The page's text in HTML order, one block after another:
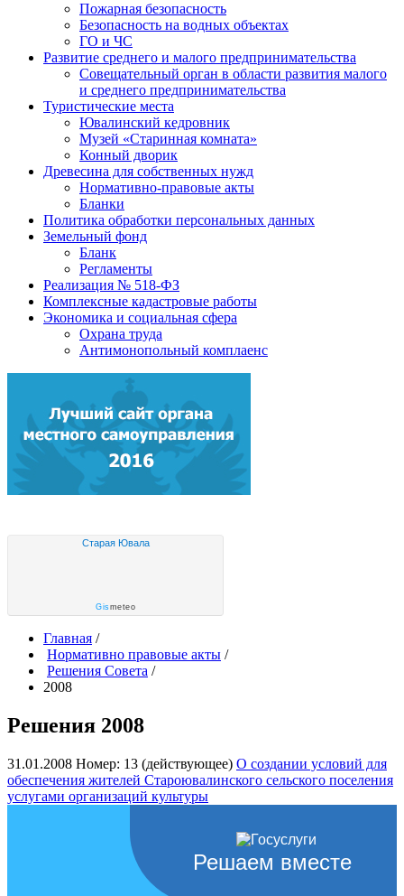
Пожарная безопасность
Безопасность на водных объектах
ГО и ЧС
Развитие среднего и малого предпринимательства
Совещательный орган в области развития малого
и среднего предпринимательства
Туристические места
Ювалинский кедровник
Музей «Старинная комната»
Конный дворик
Древесина для собственных нужд
Нормативно-правовые акты
Бланки
Политика обработки персональных данных
Земельный фонд
Бланк
Регламенты
Реализация № 518-ФЗ
Комплексные кадастровые работы
Экономика и социальная сфера
Охрана труда
Антимонопольный комплаенс
Старая Ювала
Gismeteo
Главная /
Нормативно правовые акты /
Решения Совета /
2008
Решения 2008
31.01.2008 Номер: 13 (действующее) О создании условий для
обеспечения жителей Староювалинского сельского поселения
услугами организаций культуры
Решаем вместе